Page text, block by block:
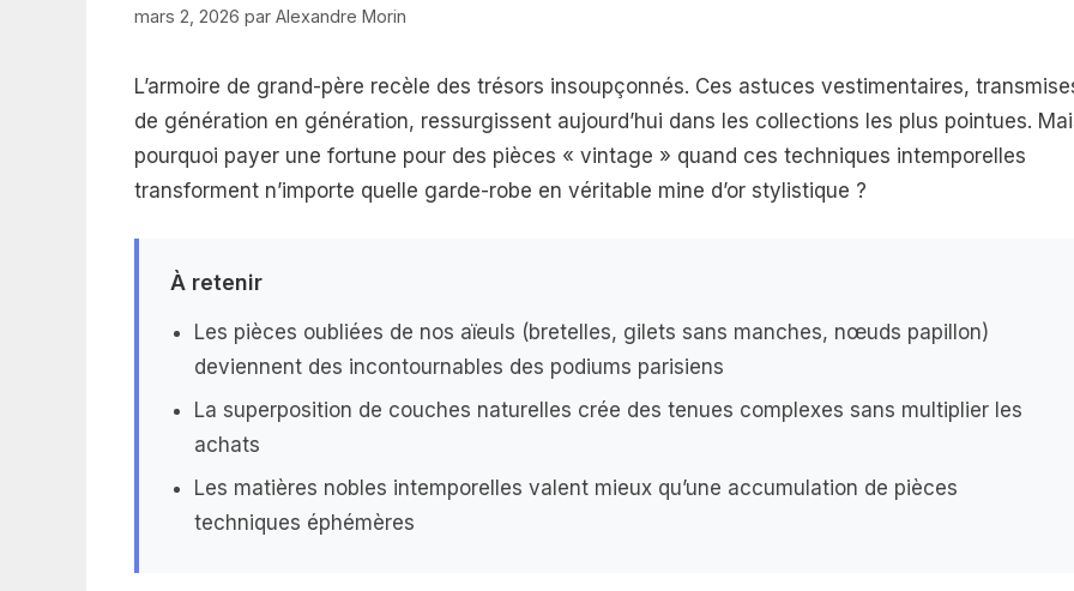
mars 2, 2026 par Alexandre Morin
L’armoire de grand-père recèle des trésors insoupçonnés. Ces astuces vestimentaires,
de génération en génération, ressurgissent aujourd’hui dans les collections les plus pointues.
pourquoi payer une fortune pour des pièces « vintage » quand ces techniques intemporelles
transforment n’importe quelle garde-robe en véritable mine d’or stylistique ?
À retenir
Les pièces oubliées de nos aïeuls (bretelles, gilets sans manches, nœuds papillon)
deviennent des incontournables des podiums parisiens
La superposition de couches naturelles crée des tenues complexes sans multiplier les
achats
Les matières nobles intemporelles valent mieux qu’une accumulation de pièces
techniques éphémères